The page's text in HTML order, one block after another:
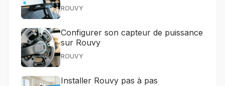
ROUVY
Configurer son capteur de puissance
sur Rouvy
ROUVY
Installer Rouvy pas à pas